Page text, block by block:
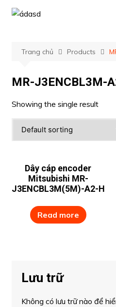
Chuyển
đến
Trang chủ Products
MR-J3ENCBL3M-
Showing the single result
Dây cáp encoder
Mitsubishi MR-
J3ENCBL3M(5M)-A2-H
Read more
Lưu trữ
Không có lưu trữ nào để